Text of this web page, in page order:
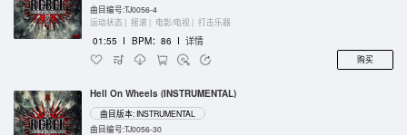
曲目编号:TJ0056-4
运动状态 | 摇滚 | 电影/电视 | 打击乐器
01:55 I BPM：86 I 详情
购买
Hell On Wheels (INSTRUMENTAL)
曲目版本: INSTRUMENTAL
曲目编号:TJ0056-30